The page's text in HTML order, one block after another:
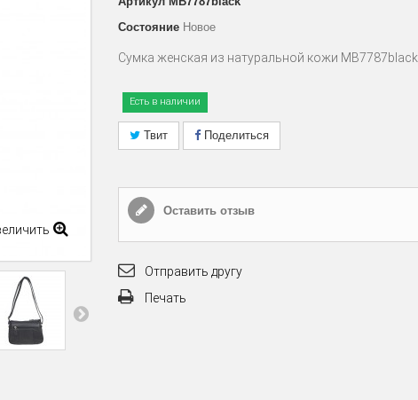
Состояние Новое
Сумка женская из натуральной кожи MB7787black
Есть в наличии
Твит Поделиться
Оставить отзыв
Отправить другу
Печать